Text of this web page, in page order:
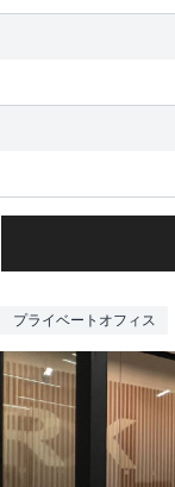
プライベートオフィス